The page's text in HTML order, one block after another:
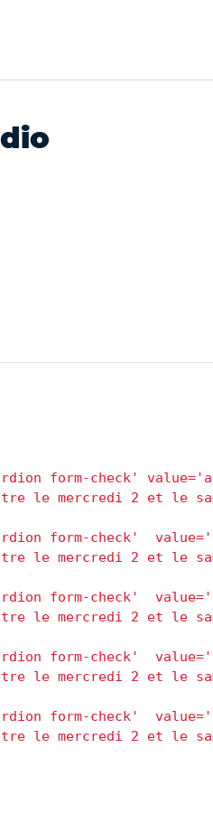
form-check'
le mercredi 2 et le
form-check'
le mercredi 2 et le
form-check'
le mercredi 2 et le
form-check'
le mercredi 2 et le
form-check'
le mercredi 2 et le